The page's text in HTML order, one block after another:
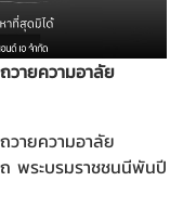
ายความอาลัย
ายความอาลัย
พระบรมราชชนนีพันปี